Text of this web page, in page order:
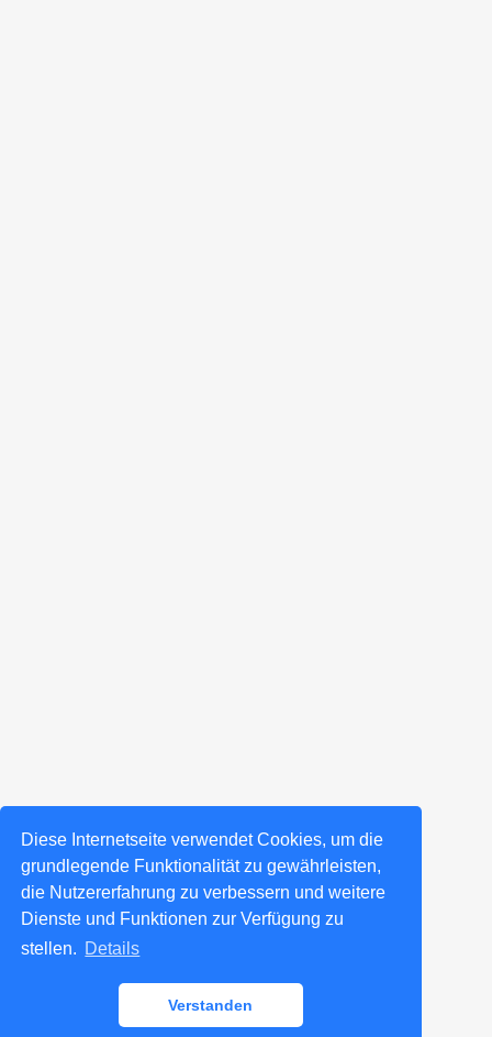
Diese Internetseite verwendet Cookies, um die
grundlegende Funktionalität zu gewährleisten,
die Nutzererfahrung zu verbessern und weitere
Dienste und Funktionen zur Verfügung zu
stellen. Details
Verstanden